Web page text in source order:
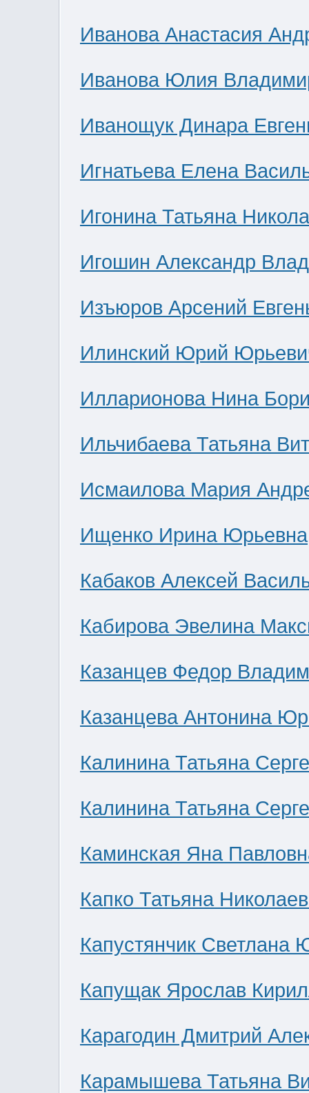
Иванова Анастасия
Иванова Юлия
Иванощук Динара
Игнатьева Елена
Игонина Татьяна
Игошин Александр
Изъюров Арсений
Илинский Юрий
Илларионова Нина
Ильчибаева Татьяна
Исмаилова Мария
Ищенко Ирина Юрьевна
Кабаков Алексей
Кабирова Эвелина
Казанцев Федор
Казанцева Антонина
Калинина Татьяна
Калинина Татьяна
Каминская Яна
Капко Татьяна
Капустянчик Светлана
Капущак Ярослав
Карагодин Дмитрий
Карамышева Татьяна